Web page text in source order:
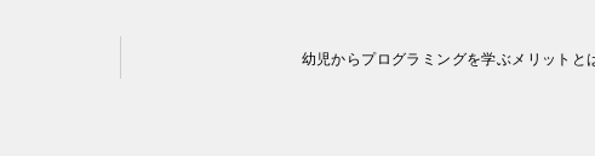
幼児からプログラミングを学ぶメリットと